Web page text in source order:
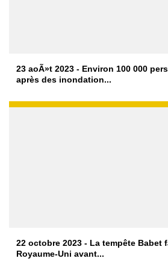
23 aoÃ»t 2023 - Environ 100 000
après des inondation...
22 octobre 2023 - La tempête Babet
Royaume-Uni avant...